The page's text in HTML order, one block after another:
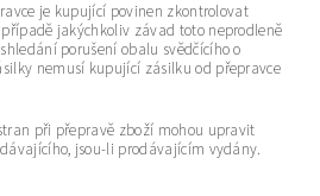
je kupující povinen zkontrolovat
jakýchkoliv závad toto neprodleně
porušení obalu svědčícího o
nemusí kupující zásilku od přepravce
při přepravě zboží mohou upravit
jsou-li prodávajícím vydány.